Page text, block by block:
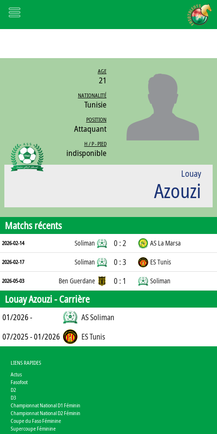
AGE
21
NATIONALITÉ
Tunisie
POSITION
Attaquant
H / P - PIED
indisponible
Louay
Azouzi
Matchs récents
2026-02-14 Soliman 0 : 2 AS La Marsa
2026-02-17 Soliman 0 : 3 ES Tunis
2026-05-03 Ben Guerdane 0 : 1 Soliman
Louay Azouzi -Carrière
01/2026 -
AS Soliman
07/2025 - 01/2026
ES Tunis
LIENS RAPIDES
Actus
Fasofoot
D2
D3
Championnat National D1 Féminin
Championnat National D2 Féminin
Coupe du Faso Féminine
Supercoupe Féminine